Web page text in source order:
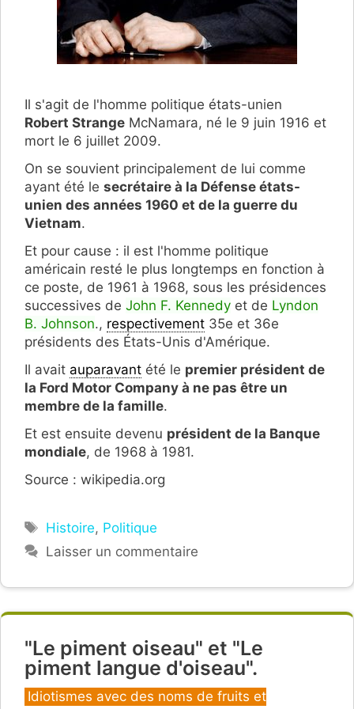
Il s'agit de l'homme politique états-unien
Robert Strange McNamara, né le 9 juin 1916 et
mort le 6 juillet 2009.
On se souvient principalement de lui comme
ayant été le secrétaire à la Défense états-
unien des années 1960 et de la guerre du
Vietnam.
Et pour cause : il est l'homme politique
américain resté le plus longtemps en fonction à
ce poste, de 1961 à 1968, sous les présidences
successives de John F. Kennedy et de Lyndon
B. Johnson., respectivement 35e et 36e
présidents des États-Unis d'Amérique.
Il avait auparavant été le premier président de
la Ford Motor Company à ne pas être un
membre de la famille.
Et est ensuite devenu président de la Banque
mondiale, de 1968 à 1981.
Source : wikipedia.org
Étiquettes
Histoire, Politique
Laisser un commentaire
"Le piment oiseau" et "Le
piment langue d'oiseau".
Catégories
Idiotismes avec des noms de fruits et